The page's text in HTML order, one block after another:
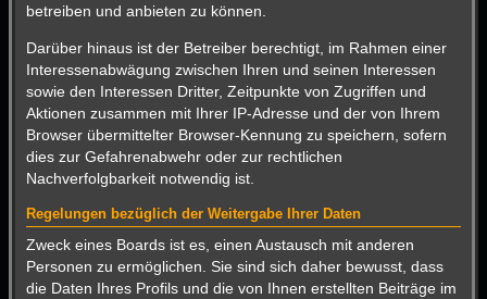
betreiben und anbieten zu können.
Darüber hinaus ist der Betreiber berechtigt, im Rahmen einer
Interessenabwägung zwischen Ihren und seinen Interessen
sowie den Interessen Dritter, Zeitpunkte von Zugriffen und
Aktionen zusammen mit Ihrer IP-Adresse und der von Ihrem
Browser übermittelter Browser-Kennung zu speichern, sofern
dies zur Gefahrenabwehr oder zur rechtlichen
Nachverfolgbarkeit notwendig ist.
Regelungen bezüglich der Weitergabe Ihrer Daten
Zweck eines Boards ist es, einen Austausch mit anderen
Personen zu ermöglichen. Sie sind sich daher bewusst, dass
die Daten Ihres Profils und die von Ihnen erstellten Beiträge im